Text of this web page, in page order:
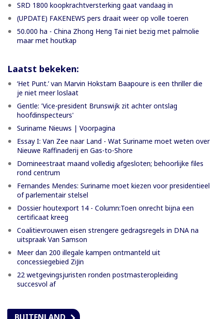
SRD 1800 koopkrachtversterking gaat vandaag in
(UPDATE) FAKENEWS pers draait weer op volle toeren
50.000 ha - China Zhong Heng Tai niet bezig met palmolie
maar met houtkap
Laatst bekeken:
‘Het Punt.’ van Marvin Hokstam Baapoure is een thriller die
je niet meer loslaat
Gentle: 'Vice-president Brunswijk zit achter ontslag
hoofdinspecteurs'
Suriname Nieuws | Voorpagina
Essay I: Van Zee naar Land - Wat Suriname moet weten over
Nieuwe Raffinaderij en Gas-to-Shore
Domineestraat maand volledig afgesloten; behoorlijke files
rond centrum
Fernandes Mendes: Suriname moet kiezen voor presidentieel
of parlementair stelsel
Dossier houtexport 14 - Column:Toen onrecht bijna een
certificaat kreeg
Coalitievrouwen eisen strengere gedragsregels in DNA na
uitspraak Van Samson
Meer dan 200 illegale kampen ontmanteld uit
concessiegebied ZiJin
22 wetgevingsjuristen ronden postmasteropleiding
succesvol af